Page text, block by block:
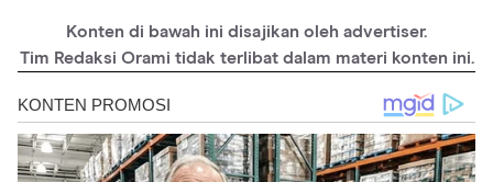
Konten di bawah ini disajikan oleh advertiser.
Tim Redaksi Orami tidak terlibat dalam materi konten ini.